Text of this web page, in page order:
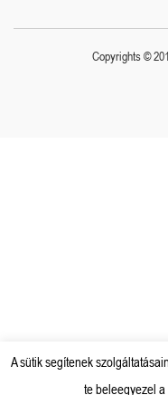
Copyrights ©
A sütik segítenek
te beleegyezel a